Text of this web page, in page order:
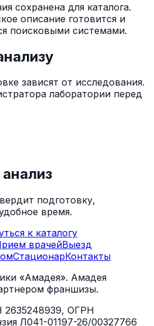
сохранена для каталога.
описание готовится и
поисковыми системами.
зависят от исследования.
лаборатории перед
подготовку,
время.
к каталогу
врачейВыезд
СтационарКонтакты
«Амадея». Амадея
франшизы.
ОГРН
Л041-01197-26/00327766